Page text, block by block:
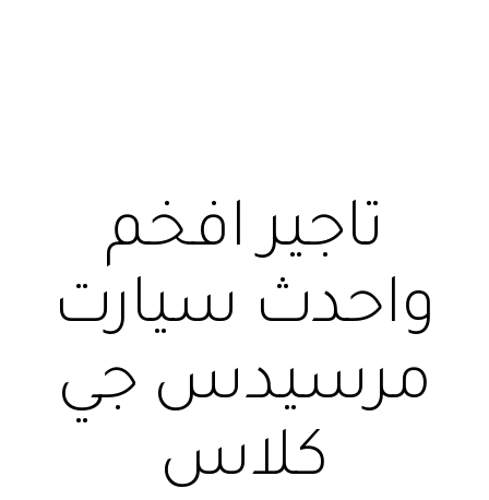
تاجير افخم
واحدث سيارت
مرسيدس جي
كلاس